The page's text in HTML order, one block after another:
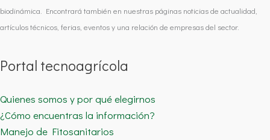
biodinámica. Encontrará también en nuestras páginas noticias de actualidad,
artículos técnicos, ferias, eventos y una relación de empresas del sector.
Portal tecnoagrícola
Quienes somos y por qué elegirnos
¿Cómo encuentras la información?
Manejo de Fitosanitarios